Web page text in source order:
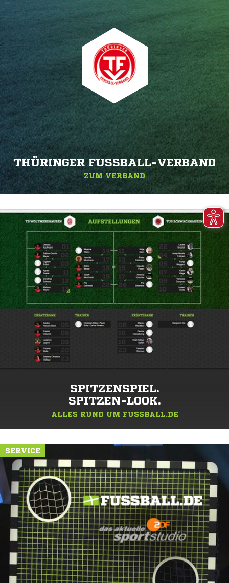
THÜRINGER FUSSBALL-VERBAND
ZUM VERBAND
SPITZENSPIEL.
SPITZEN-LOOK.
ALLES RUND UM FUSSBALL.DE
SERVICE